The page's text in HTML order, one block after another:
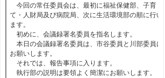
今回の常任委員会は、最初に福祉保健部、子育
て・人財局及び病院局、次に生活環境部の順に行い
ます。
初めに、会議録署名委員を指名します。
本日の会議録署名委員は、市谷委員と川部委員に
お願いします。
それでは、報告事項に入ります。
執行部の説明は要領よく簡潔にお願いします。